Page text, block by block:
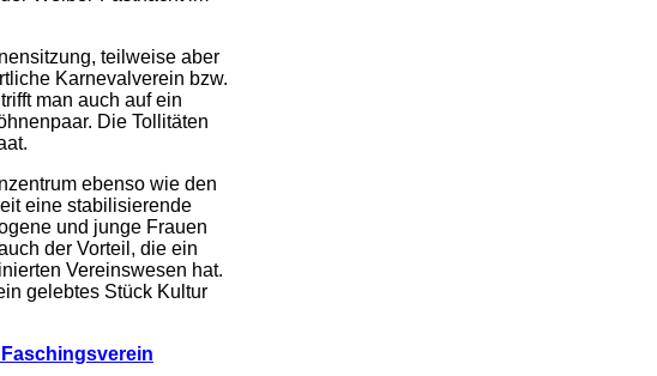
teilweise aber
Karnevalverein bzw.
man auch auf ein
Die Tollitäten
ebenso wie den
eine stabilisierende
und junge Frauen
der Vorteil, die ein
Vereinswesen hat.
gelebtes Stück Kultur